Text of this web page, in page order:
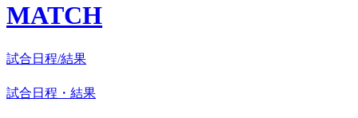
MATCH
試合日程/結果
試合日程・結果